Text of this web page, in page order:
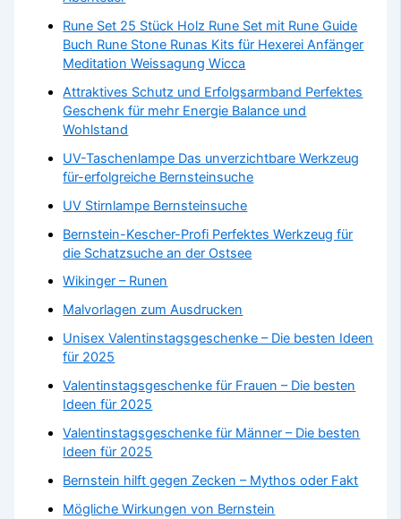
Rune Set 25 Stück Holz Rune Set mit Rune Guide
Buch Rune Stone Runas Kits für Hexerei Anfänger
Meditation Weissagung Wicca
Attraktives Schutz und Erfolgsarmband Perfektes
Geschenk für mehr Energie Balance und
Wohlstand
UV-Taschenlampe Das unverzichtbare Werkzeug
für-erfolgreiche Bernsteinsuche
UV Stirnlampe Bernsteinsuche
Bernstein-Kescher-Profi Perfektes Werkzeug für
die Schatzsuche an der Ostsee
Wikinger – Runen
Malvorlagen zum Ausdrucken
Unisex Valentinstagsgeschenke – Die besten Ideen
für 2025
Valentinstagsgeschenke für Frauen – Die besten
Ideen für 2025
Valentinstagsgeschenke für Männer – Die besten
Ideen für 2025
Bernstein hilft gegen Zecken – Mythos oder Fakt
Mögliche Wirkungen von Bernstein